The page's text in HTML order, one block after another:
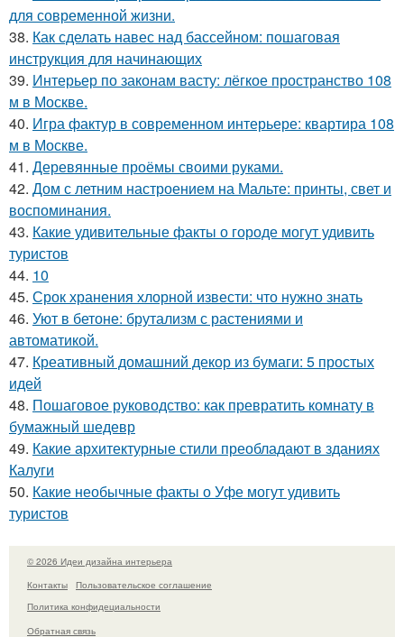
для современной жизни.
38. Как сделать навес над бассейном: пошаговая
инструкция для начинающих
39. Интерьер по законам васту: лёгкое пространство 108
м в Москве.
40. Игра фактур в современном интерьере: квартира 108
м в Москве.
41. Деревянные проёмы своими руками.
42. Дом с летним настроением на Мальте: принты, свет и
воспоминания.
43. Какие удивительные факты о городе могут удивить
туристов
44. 10
45. Срок хранения хлорной извести: что нужно знать
46. Уют в бетоне: брутализм с растениями и
автоматикой.
47. Креативный домашний декор из бумаги: 5 простых
идей
48. Пошаговое руководство: как превратить комнату в
бумажный шедевр
49. Какие архитектурные стили преобладают в зданиях
Калуги
50. Какие необычные факты о Уфе могут удивить
туристов
© 2026 Идеи дизайна интерьера
Контакты
Пользовательское соглашение
Политика конфидециальности
Обратная связь